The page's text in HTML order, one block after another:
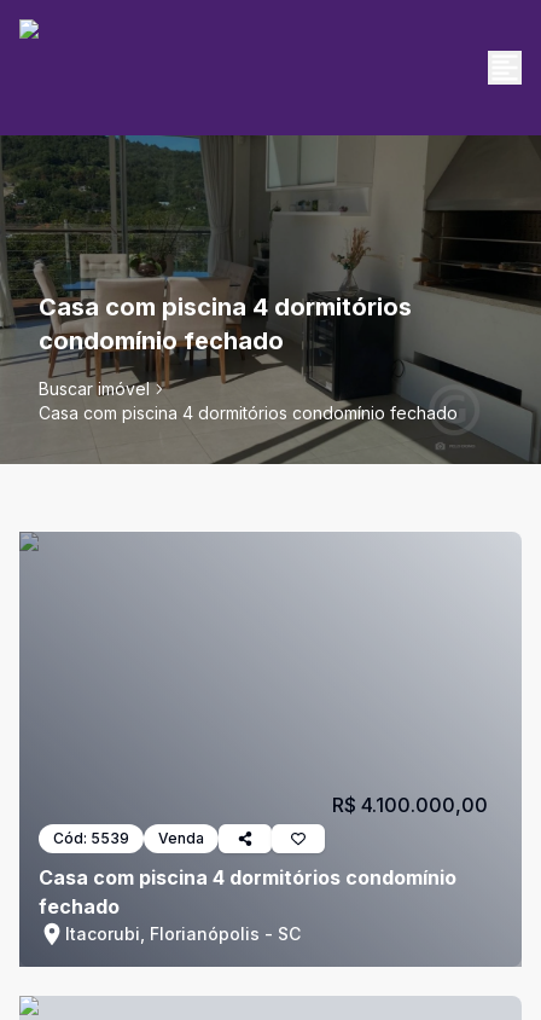
Casa com piscina 4 dormitórios
condomínio fechado
Buscar imóvel
Casa com piscina 4 dormitórios condomínio fechado
Cód: 5539 Venda
Casa com piscina 4 dormitórios condomínio
fechado
Itacorubi, Florianópolis - SC
R$ 4.100.000,00